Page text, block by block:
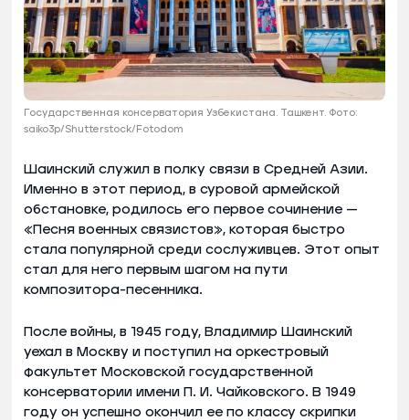
Государственная консерватория Узбекистана. Ташкент. Фото:
saiko3p/Shutterstock/Fotodom
Шаинский служил в полку связи в Средней Азии.
Именно в этот период, в суровой армейской
обстановке, родилось его первое сочинение —
«Песня военных связистов», которая быстро
стала популярной среди сослуживцев. Этот опыт
стал для него первым шагом на пути
композитора-песенника.
После войны, в 1945 году, Владимир Шаинский
уехал в Москву и поступил на оркестровый
факультет Московской государственной
консерватории имени П. И. Чайковского. В 1949
году он успешно окончил ее по классу скрипки